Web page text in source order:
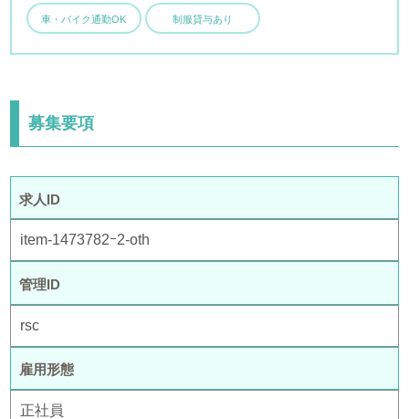
車・バイク通勤OK 制服貸与あり
募集要項
求人ID
item-1473782ｰ2-oth
管理ID
rsc
雇用形態
正社員